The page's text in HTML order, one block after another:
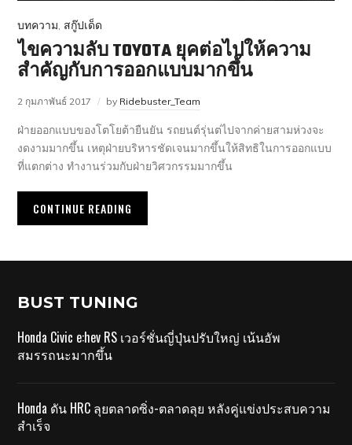
บทความ, สกู๊ปเด็ด
ไขความลับ TOYOTA ยุคต่อไปให้ความ
สำคัญกับการออกแบบมากขึ้น
2 กุมภาพันธ์ 2017 by Ridebuster_Team
ฝ่ายออกแบบของโตโยต้ายืนยัน รถยนต์รุ่นต่ไปจากค่ายสามห่วงจะ
งดงามมากขึ้น เหตุฝ่ายบริหารชัดเจนมากขึ้นให้สิทธิในการออกแบบ
ที่แตกต่าง ทำงานร่วมกับฝ่ายวิศวกรรมมากขึ้น
CONTINUE READING
BUST TUNING
Honda Civic e:hev RS เวอร์ชั่นญี่ปุ่นปรับใหญ่ เน้นอัพ
สมรรถนะมากขึ้น
Honda ดัน HRC ลุยตลาดซิ่ง-ตลาดลุย หลังคู่แข่งประสบความ
สำเร็จ